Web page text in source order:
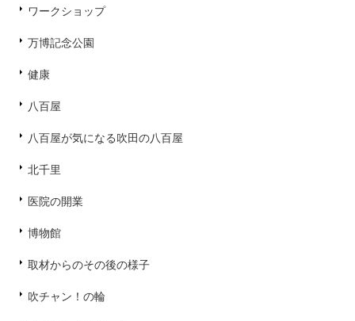
ワークショップ
万博記念公園
健康
八百屋
八百屋が気になる吹田の八百屋
北千里
医院の開業
博物館
取材からのその後の様子
吹チャン！の輪